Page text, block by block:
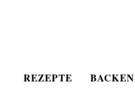
REZEPTE BACKEN